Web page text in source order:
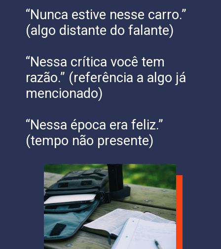
“Nunca estive nesse carro.”
(algo distante do falante)
“Nessa crítica você tem
razão.” (referência a algo já
mencionado)
“Nessa época era feliz.”
(tempo não presente)